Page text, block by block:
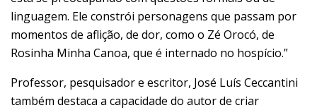
linguagem. Ele constrói personagens que passam por
momentos de aflição, de dor, como o Zé Orocó, de
Rosinha Minha Canoa, que é internado no hospício.”
Professor, pesquisador e escritor, José Luís Ceccantini
também destaca a capacidade do autor de criar